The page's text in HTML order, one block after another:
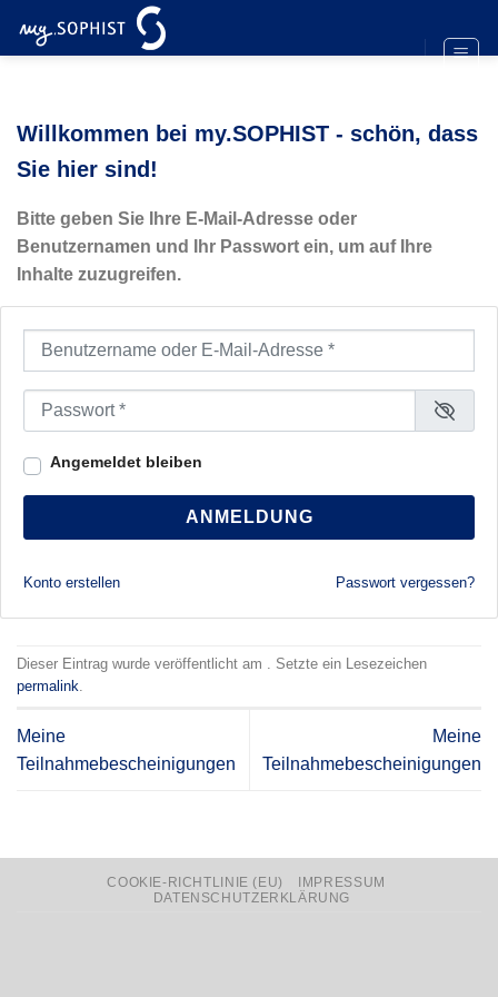
Inhalt
Willkommen bei my.SOPHIST - schön, dass
Sie hier sind!
Bitte geben Sie Ihre E-Mail-Adresse oder
Benutzernamen und Ihr Passwort ein, um auf Ihre
Inhalte zuzugreifen.
Benutzername oder E-Mail-Adresse
Passwort
Angemeldet bleiben
ANMELDUNG
Konto erstellen Passwort vergessen?
Dieser Eintrag wurde veröffentlicht am . Setzte ein Lesezeichen
permalink.
Meine
Teilnahmebescheinigungen
Meine
Teilnahmebescheinigungen
COOKIE-RICHTLINIE (EU)
IMPRESSUM
DATENSCHUTZERKLÄRUNG